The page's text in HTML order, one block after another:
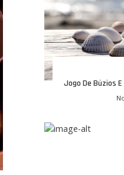
Jogo De Búzios